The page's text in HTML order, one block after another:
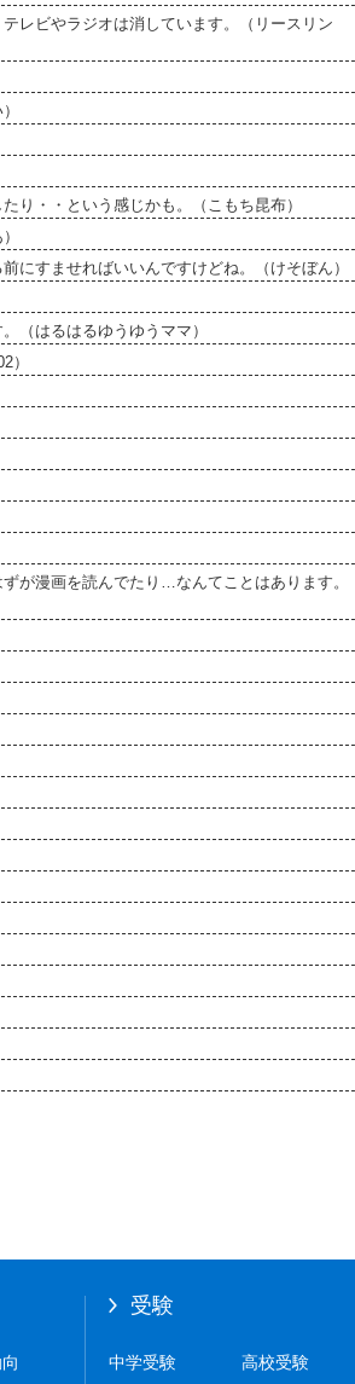
レビやラジオは消しています。（リースリン
り・・という感じかも。（こもち昆布）
にすませればいいんですけどね。（けそぼん）
（はるはるゆうゆうママ）
）
が漫画を読んでたり…なんてことはあります。
受験
中学受験 高校受験